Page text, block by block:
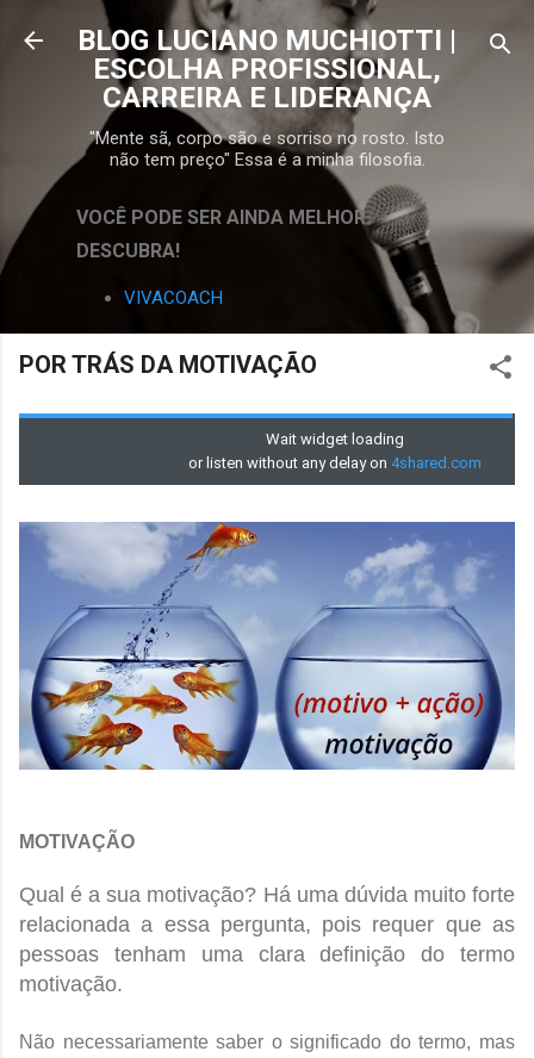
Pular para o conteúdo principal
BLOG LUCIANO MUCHIOTTI |
ESCOLHA PROFISSIONAL,
CARREIRA E LIDERANÇA
"Mente sã, corpo são e sorriso no rosto. Isto
não tem preço" Essa é a minha filosofia.
VOCÊ PODE SER AINDA MELHOR.
DESCUBRA!
VIVACOACH
POR TRÁS DA MOTIVAÇÃO
MOTIVAÇÃO
Qual é a sua motivação? Há uma dúvida muito forte
relacionada a essa pergunta, pois requer que as
pessoas tenham uma clara definição do termo
motivação.
Não necessariamente saber o significado do termo, mas